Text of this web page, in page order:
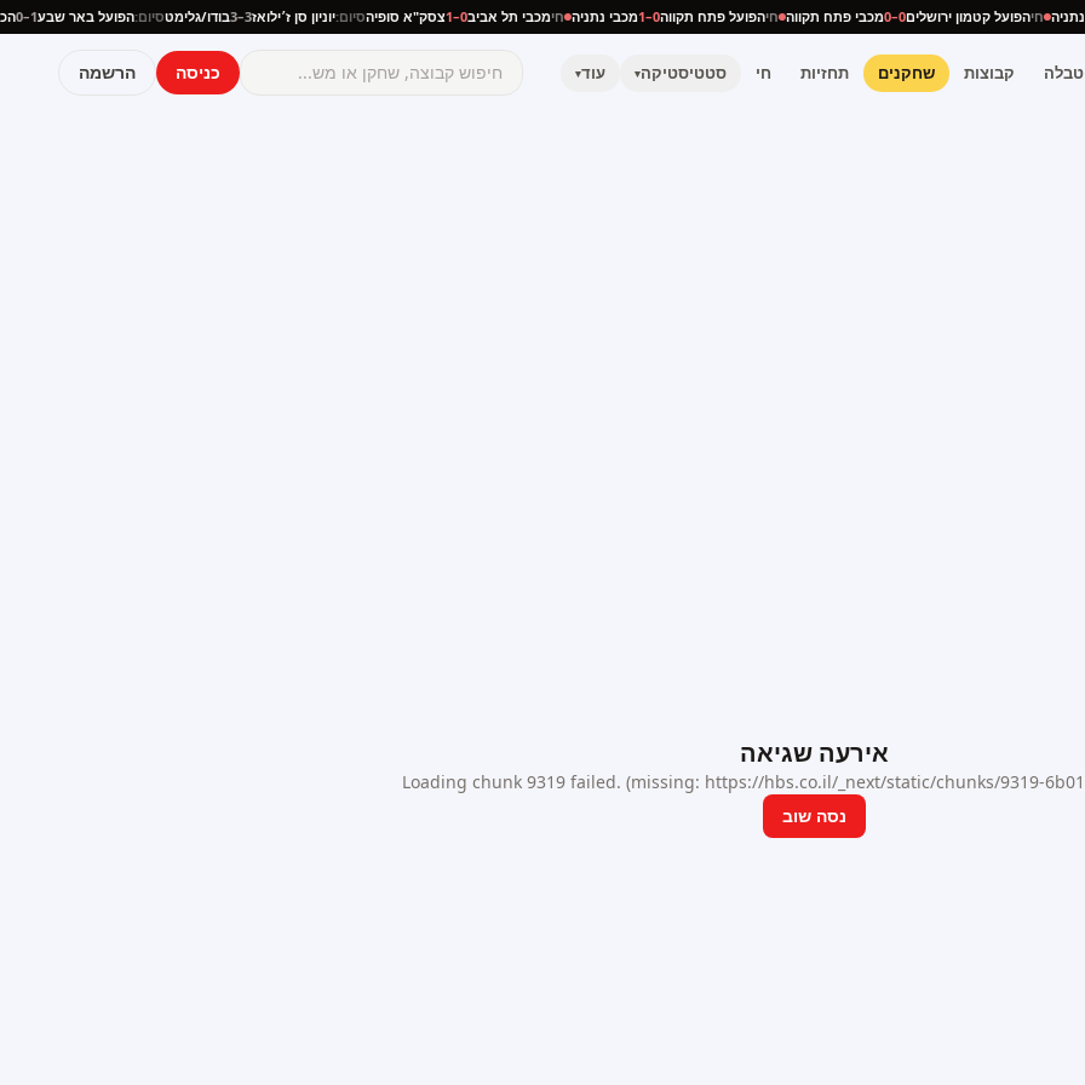
נתניה חיהפועל קטמון ירושלים0–0 מכבי פתח תקווה חיהפועל פתח תקווה0–1 מכבי נתניה חימכבי תל אביב0–1 צסק"א סופיהסיום:יוניון סן ז׳ילואז3–3 בודו/גלימטסיום:הפועל באר שבע1–0
טבלה קבוצות שחקנים תחזיות חי סטטיסטיקה▾ עוד▾ כניסה הרשמה
אירעה שגיאה
Loading chunk 9319 failed. (missing: https://hbs.co.il/_next/static/chunks/9319-
נסה שוב